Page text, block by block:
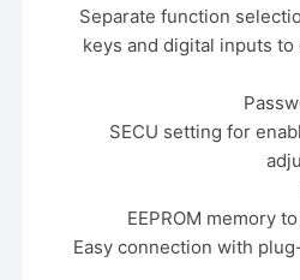
Separate function
keys and digital inputs to
SECU setting for
EEPROM memory
Easy connection with